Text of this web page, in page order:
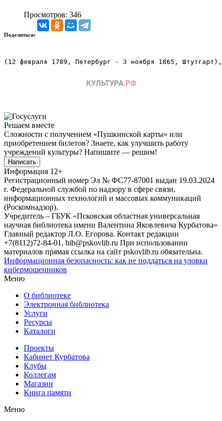
Просмотров: 346
Поделиться:
(12 февраля 1789, Петербург - 3 ноября 1865,
Решаем вместе
Сложности с получением «Пушкинской карты» или
приобретением билетов? Знаете, как улучшить работу
учреждений культуры? Напишите — решим!
Написать
Информация 12+
Регистрационный номер Эл № ФС77-87001 выдан 19.03.2024
г. Федеральной службой по надзору в сфере связи,
информационных технологий и массовых коммуникаций
(Роскомнадзор).
Учредитель – ГБУК «Псковская областная универсальная
научная библиотека имени Валентина Яковлевича Курбатова»
Главный редактор Л.О. Егорова. Контакт редакции
+7(8112)72-84-01, bib@pskovlib.ru При использовании
материалов прямая ссылка на сайт pskovlib.ru обязательна.
Информационная безопасность: как не поддаться на уловки
кибермошенников
Меню
О библиотеке
Электронная библиотека
Услуги
Ресурсы
Каталоги
Проекты
Кабинет Курбатова
Клубы
Коллегам
Магазин
Книга памяти
Меню